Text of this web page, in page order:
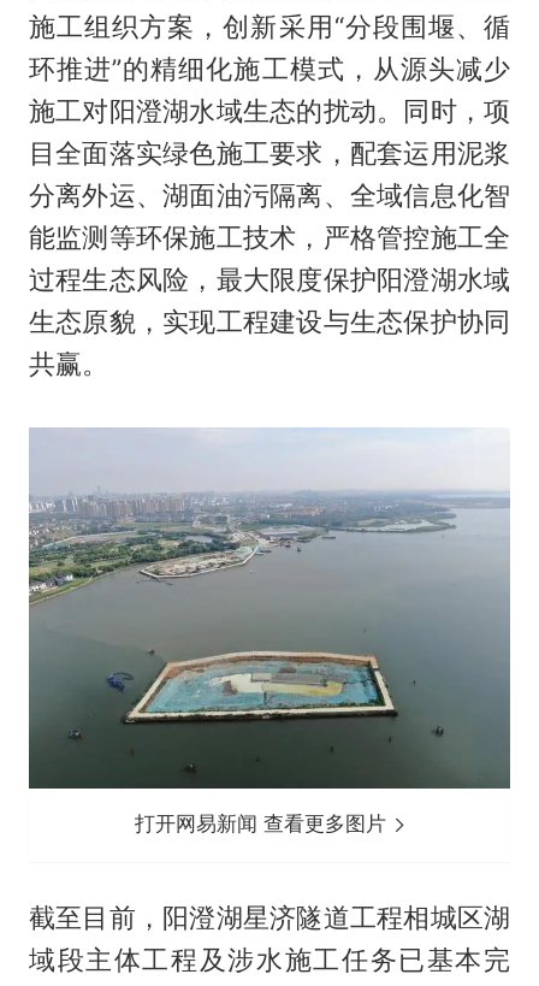
施工组织方案，创新采用“分段围堰、循
环推进”的精细化施工模式，从源头减少
施工对阳澄湖水域生态的扰动。同时，项
目全面落实绿色施工要求，配套运用泥浆
分离外运、湖面油污隔离、全域信息化智
能监测等环保施工技术，严格管控施工全
过程生态风险，最大限度保护阳澄湖水域
生态原貌，实现工程建设与生态保护协同
共赢。
打开网易新闻 查看更多图片
截至目前，阳澄湖星济隧道工程相城区湖
域段主体工程及涉水施工任务已基本完